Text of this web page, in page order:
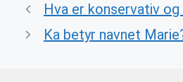
Hva er konservativ og
Ka betyr navnet